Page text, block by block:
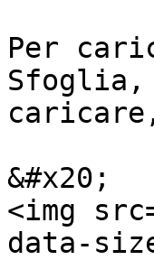
Per
Sfoglia,
&#x20;
<img
data-